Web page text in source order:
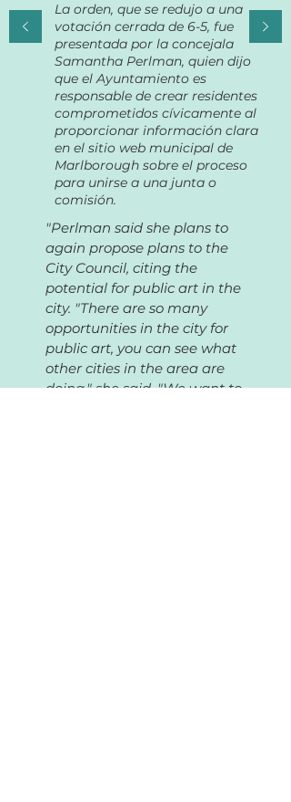
La orden, que se redujo a una
votación cerrada de 6-5, fue
presentada por la concejala
Samantha Perlman, quien dijo
que el Ayuntamiento es
responsable de crear residentes
comprometidos cívicamente al
proporcionar información clara
en el sitio web municipal de
Marlborough sobre el proceso
para unirse a una junta o
comisión.
"Perlman said she plans to
again propose plans to the
City Council, citing the
potential for public art in the
city. "There are so many
opportunities in the city for
public art, you can see what
other cities in the area are
doing," she said. "We want to